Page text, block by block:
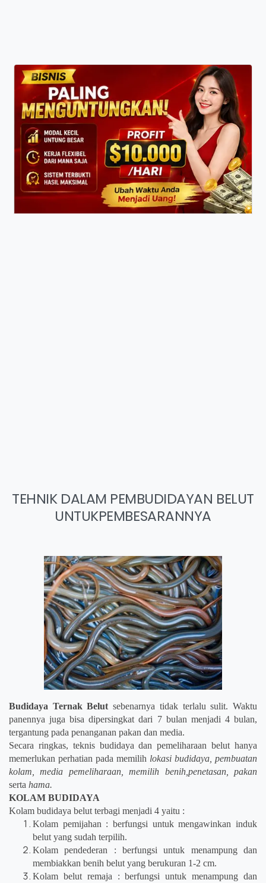
TEHNIK DALAM PEMBUDIDAYAN BELUT
UNTUKPEMBESARANNYA
Budidaya Ternak Belut sebenarnya tidak terlalu sulit. Waktu
panennya juga bisa dipersingkat dari 7 bulan menjadi 4 bulan,
tergantung pada penanganan pakan dan media.
Secara ringkas, teknis budidaya dan pemeliharaan belut hanya
memerlukan perhatian pada memilih lokasi budidaya, pembuatan
kolam, media pemeliharaan, memilih benih,penetasan, pakan
serta hama.
KOLAM BUDIDAYA
Kolam budidaya belut terbagi menjadi 4 yaitu :
Kolam pemijahan : berfungsi untuk mengawinkan induk
belut yang sudah terpilih.
Kolam pendederan : berfungsi untuk menampung dan
membiakkan benih belut yang berukuran 1-2 cm.
Kolam belut remaja : berfungsi untuk menampung dan